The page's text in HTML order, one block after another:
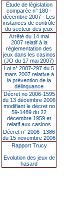
Étude de législation
comparée n° 180 -
décembre 2007 - Les
instances de contrôle
du secteur des jeux
Arrêté du 14 mai
2007 relatif à la
réglementation des
jeux dans les casinos
(JO du 17 mai 2007)
Loi n° 2007-297 du 5
mars 2007 relative à
la prévention de la
délinquance
Décret no 2006-1595
du 13 décembre 2006
modifiant le décret no
59-1489 du 22
décembre 1959 et
relatif aux casinos
Décret n° 2006- 1386
du 15 novembre 2006
Rapport Trucy
Evolution des jeux de
hasard